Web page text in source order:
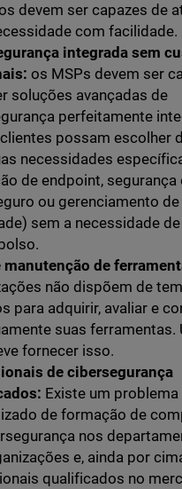
devem ser capazes de
com facilidade.
integrada sem
os MSPs devem ser
soluções avançadas de
perfeitamente
possam escolher
necessidades
de endpoint, segurança
ou gerenciamento de
sem a necessidade
manutenção de
não dispõem de
para adquirir, avaliar e
suas ferramentas.
fornecer isso.
de cibersegurança
Existe um problema
de formação de
nos
e, ainda por
qualificados no